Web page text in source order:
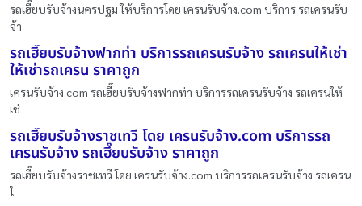
รถเฮี๊ยบรับจ้างนครปฐม ให้บริการโดย เครนรับจ้าง.com บริการ รถเครนรับ
จ้า
รถเฮี๊ยบรับจ้างฟากท่า บริการรถเครนรับจ้าง รถเครนให้เช่า
ให้เช่ารถเครน ราคาถูก
เครนรับจ้าง.com รถเฮี๊ยบรับจ้างฟากท่า บริการรถเครนรับจ้าง รถเครนให้
เช่
รถเฮี๊ยบรับจ้างราชเทวี โดย เครนรับจ้าง.com บริการรถ
เครนรับจ้าง รถเฮี๊ยบรับจ้าง ราคาถูก
รถเฮี๊ยบรับจ้างราชเทวี โดย เครนรับจ้าง.com บริการรถเครนรับจ้าง รถเครน
ใ